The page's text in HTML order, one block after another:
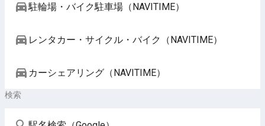
駐輪場・バイク駐車場（NAVITIME）
レンタカー・サイクル・バイク（NAVITIME）
カーシェアリング（NAVITIME）
検索